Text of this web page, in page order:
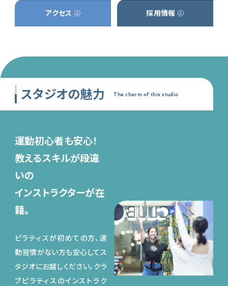
アクセス 採用情報
スタジオの魅力 The charm of this studio
運動初心者も安心！
教えるスキルが段違
いの
インストラクターが在
籍。
ピラティスが初めての方、運
動習慣がない方も安心してス
タジオにお越しください。クラ
ブピラティスのインストラク